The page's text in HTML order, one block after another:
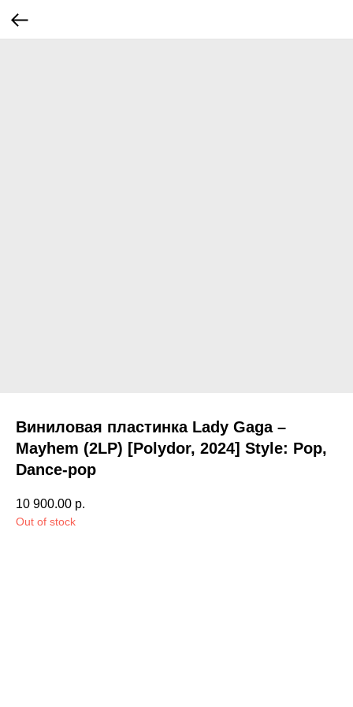
Виниловая пластинка Lady Gaga –
Mayhem (2LP) [Polydor, 2024] Style: Pop,
Dance-pop
10 900.00 р.
Out of stock